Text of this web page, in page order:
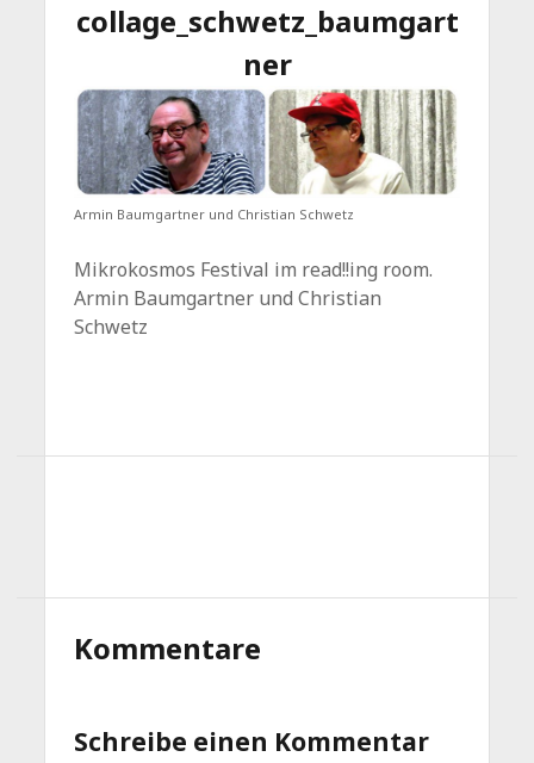
collage_schwetz_baumgart
ner
Armin Baumgartner und Christian Schwetz
Mikrokosmos Festival im read!!ing room.
Armin Baumgartner und Christian
Schwetz
Kommentare
Schreibe einen Kommentar